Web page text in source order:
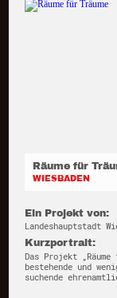
Räume für
WIESBADEN
Ein Projekt von:
Landeshauptstadt
Kurzportrait:
Das Projekt „Räume
bestehende und
suchende